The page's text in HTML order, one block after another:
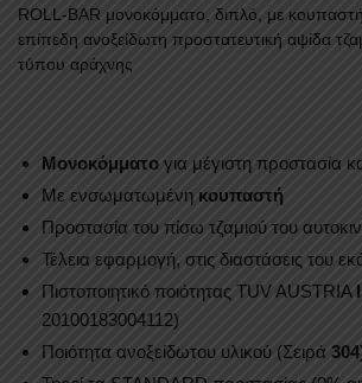
ROLL-BAR μονοκόμματο, διπλό, με
επίπεδη ανοξείδωτη προστατευτική αψίδα
τύπου αράχνης
Mονοκόμματο για μέγιστη προστασία
Με ενσωματωμένη κουπαστή
Προστασία του πίσω τζαμιού του
Τέλεια εφαρμογή, στις διαστάσεις του
Πιστοποιητικό ποιότητας TUV AUSTRIA
20100183004112)
Ποιότητα ανοξείδωτου υλικού (Σειρά 304